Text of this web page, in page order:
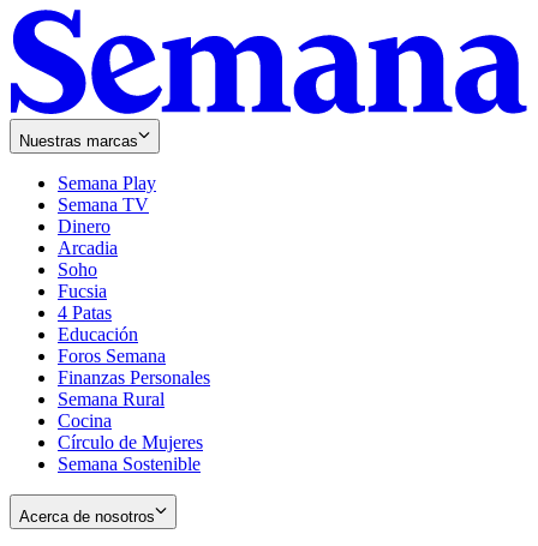
Nuestras marcas
Semana Play
Semana TV
Dinero
Arcadia
Soho
in
new
window
Fucsia
in
new
window
4 Patas
Educación
Foros Semana
Finanzas Personales
Semana Rural
Cocina
Círculo de Mujeres
Semana Sostenible
Acerca de nosotros